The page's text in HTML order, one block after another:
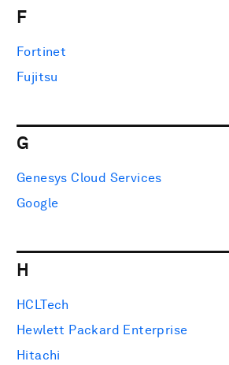
F
Fortinet
Fujitsu
G
Genesys Cloud Services
Google
H
HCLTech
Hewlett Packard Enterprise
Hitachi